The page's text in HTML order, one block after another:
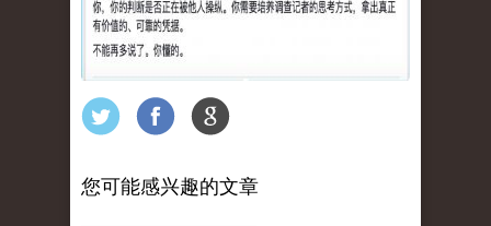
您可能感兴趣的文章